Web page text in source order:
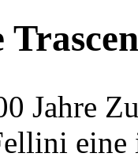
Jahre